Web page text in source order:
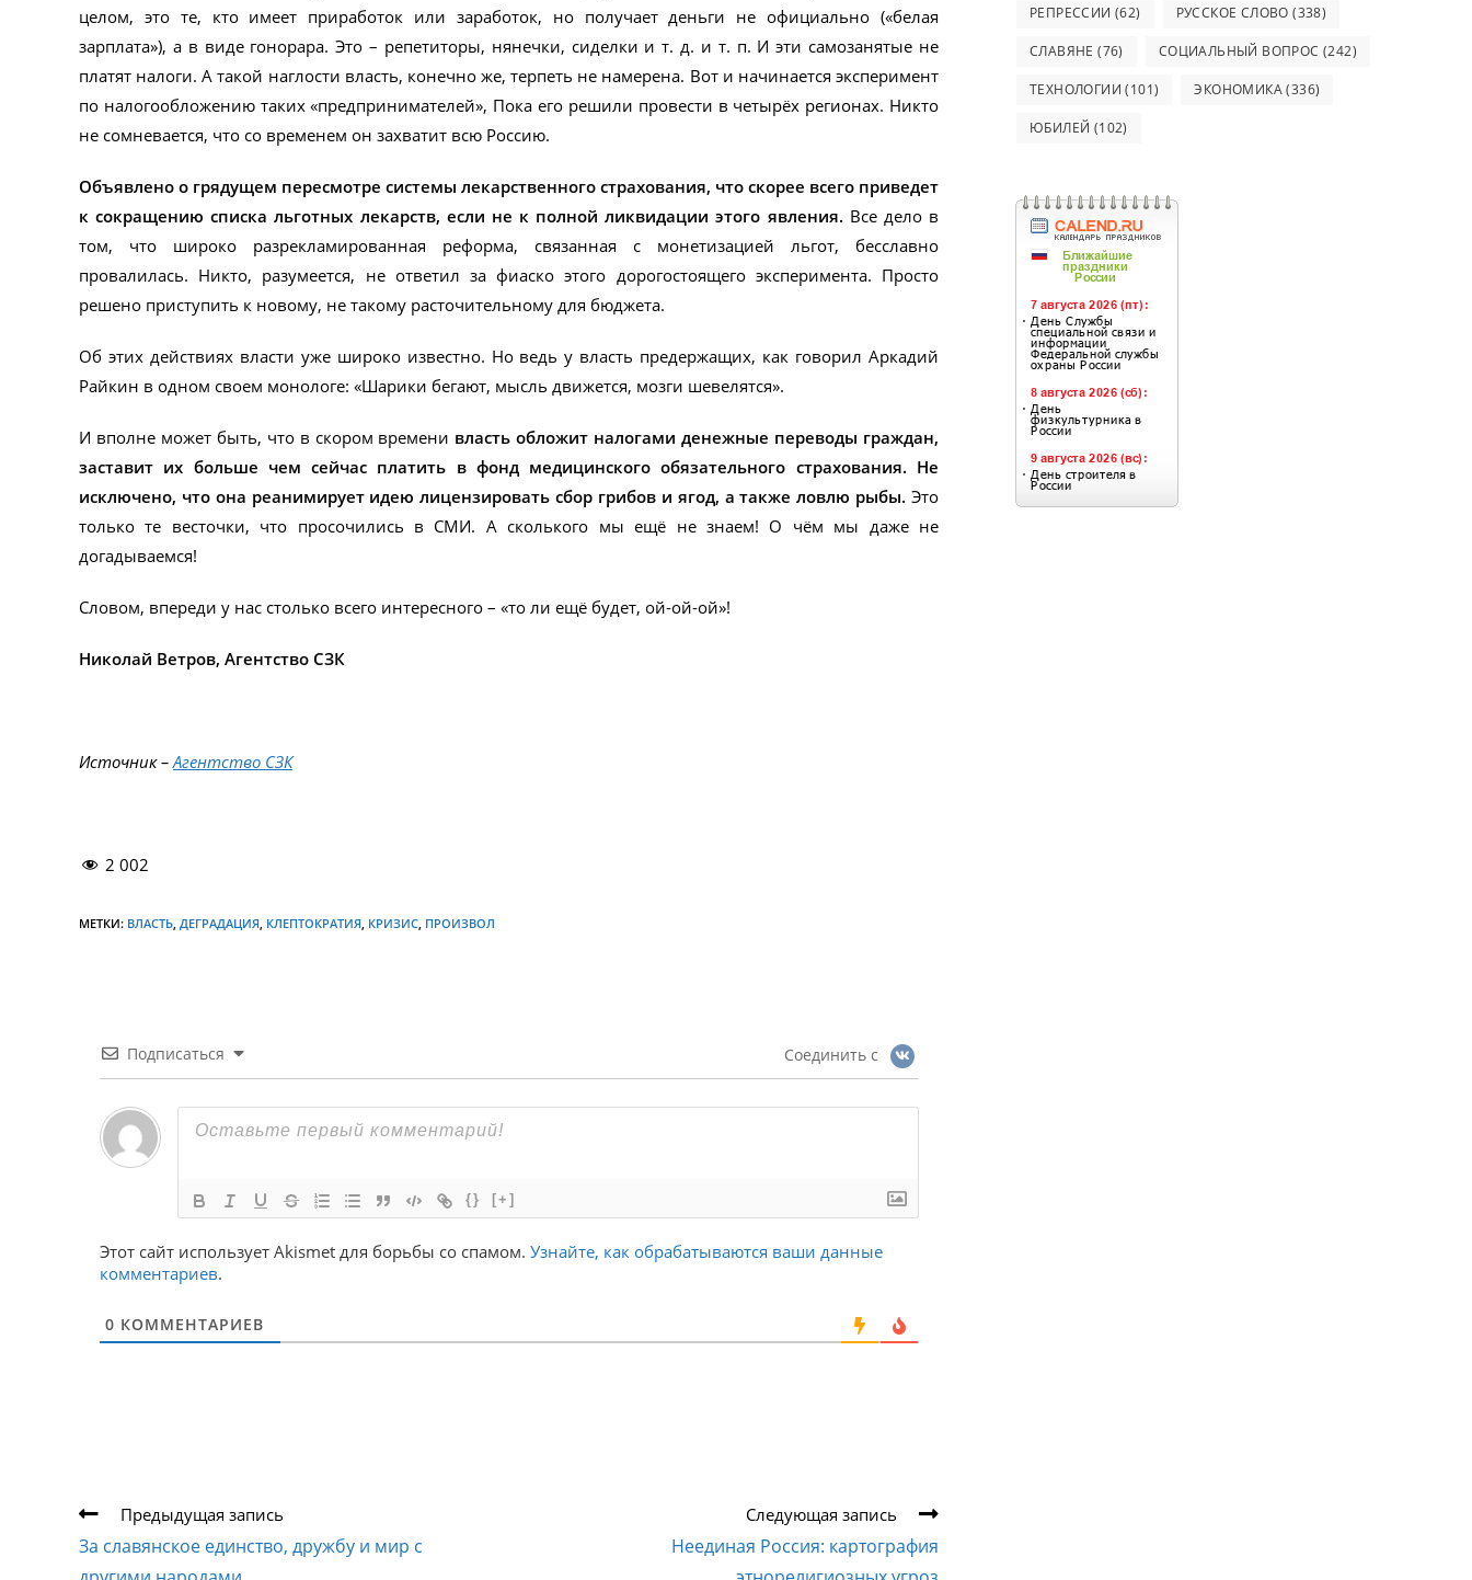
целом, это те, кто имеет приработок или заработок, но получает деньги не официально («белая
зарплата»), а в виде гонорара. Это – репетиторы, нянечки, сиделки и т. д. и т. п. И эти самозанятые не
платят налоги. А такой наглости власть, конечно же, терпеть не намерена. Вот и начинается эксперимент
по налогообложению таких «предпринимателей», Пока его решили провести в четырёх регионах. Никто
не сомневается, что со временем он захватит всю Россию.
Объявлено о грядущем пересмотре системы лекарственного страхования, что скорее всего приведет
к сокращению списка льготных лекарств, если не к полной ликвидации этого явления. Все дело в
том, что широко разрекламированная реформа, связанная с монетизацией льгот, бесславно
провалилась. Никто, разумеется, не ответил за фиаско этого дорогостоящего эксперимента. Просто
решено приступить к новому, не такому расточительному для бюджета.
Об этих действиях власти уже широко известно. Но ведь у власть предержащих, как говорил Аркадий
Райкин в одном своем монологе: «Шарики бегают, мысль движется, мозги шевелятся».
И вполне может быть, что в скором времени власть обложит налогами денежные переводы граждан,
заставит их больше чем сейчас платить в фонд медицинского обязательного страхования. Не
исключено, что она реанимирует идею лицензировать сбор грибов и ягод, а также ловлю рыбы. Это
только те весточки, что просочились в СМИ. А сколького мы ещё не знаем! О чём мы даже не
догадываемся!
Словом, впереди у нас столько всего интересного – «то ли ещё будет, ой-ой-ой»!
Николай Ветров, Агентство СЗК
Источник –Агентство СЗК
2 002
МЕТКИ: ВЛАСТЬ, ДЕГРАДАЦИЯ, КЛЕПТОКРАТИЯ, КРИЗИС, ПРОИЗВОЛ
Подписаться Соединить с
{} [+]
Этот сайт использует Akismet для борьбы со спамом. Узнайте, как обрабатываются ваши данные
комментариев.
0 КОММЕНТАРИЕВ
Еще
статьи
Предыдущая запись
За славянское единство, дружбу и мир с
Следующая запись
Неединая Россия: картография
РЕПРЕССИИ (62) РУССКОЕ СЛОВО (338)
СЛАВЯНЕ (76) СОЦИАЛЬНЫЙ ВОПРОС (242)
ТЕХНОЛОГИИ (101) ЭКОНОМИКА(336)
ЮБИЛЕЙ (102)